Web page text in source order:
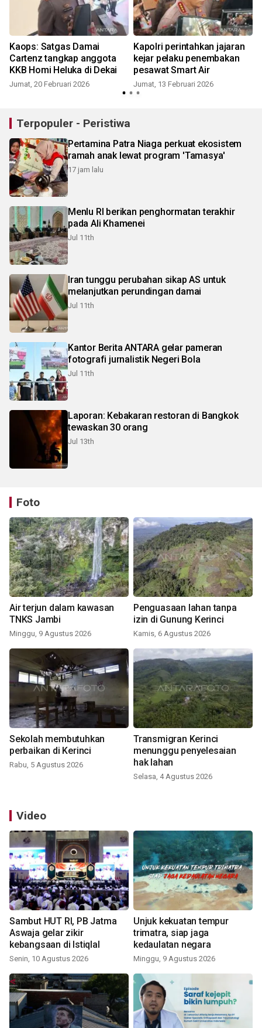
Kaops: Satgas Damai
Cartenz tangkap anggota
KKB Homi Heluka di Dekai
Jumat, 20 Februari 2026
Kapolri perintahkan jajaran
kejar pelaku penembakan
pesawat Smart Air
Jumat, 13 Februari 2026
Terpopuler - Peristiwa
Pertamina Patra Niaga perkuat ekosistem
ramah anak lewat program 'Tamasya'
17 jam lalu
Menlu RI berikan penghormatan terakhir
pada Ali Khamenei
Jul 11th
Iran tunggu perubahan sikap AS untuk
melanjutkan perundingan damai
Jul 11th
Kantor Berita ANTARA gelar pameran
fotografi jurnalistik Negeri Bola
Jul 11th
Laporan: Kebakaran restoran di Bangkok
tewaskan 30 orang
Jul 13th
Foto
Air terjun dalam kawasan
TNKS Jambi
Minggu, 9 Agustus 2026
Penguasaan lahan tanpa
izin di Gunung Kerinci
Kamis, 6 Agustus 2026
Sekolah membutuhkan
perbaikan di Kerinci
Rabu, 5 Agustus 2026
Transmigran Kerinci
menunggu penyelesaian
hak lahan
Selasa, 4 Agustus 2026
Video
Sambut HUT RI, PB Jatma
Aswaja gelar zikir
kebangsaan di Istiqlal
Senin, 10 Agustus 2026
Unjuk kekuatan tempur
trimatra, siap jaga
kedaulatan negara
Minggu, 9 Agustus 2026